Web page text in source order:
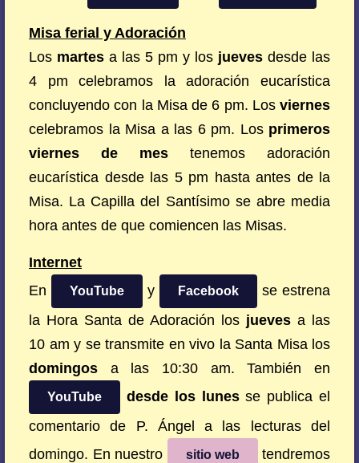
Misa ferial y Adoración
Los martes a las 5 pm y los jueves desde las
4 pm celebramos la adoración eucarística
concluyendo con la Misa de 6 pm. Los viernes
celebramos la Misa a las 6 pm. Los primeros
viernes de mes tenemos adoración
eucarística desde las 5 pm hasta antes de la
Misa. La Capilla del Santísimo se abre media
hora antes de que comiencen las Misas.
Internet
En
YouTube y Facebook
se estrena
la Hora Santa de Adoración los jueves a las
10 am y se transmite en vivo la Santa Misa los
domingos a las 10:30 am. También en
YouTube desde los lunesse publica el
comentario de P. Ángel a las lecturas del
domingo. En nuestro
sitio web
tendremos